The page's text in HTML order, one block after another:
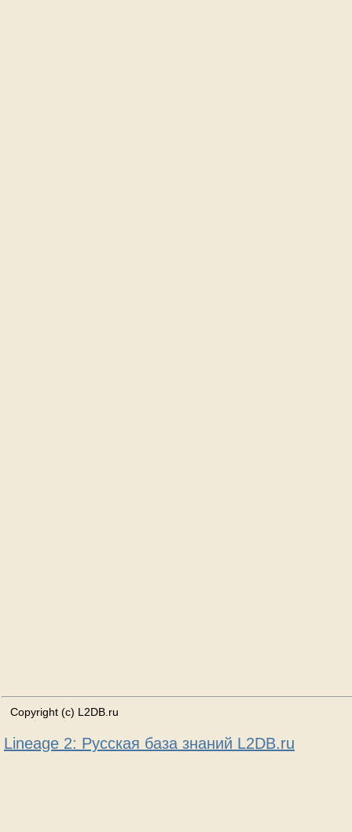
Copyright (c) L2DB.ru
Lineage 2: Русская база знаний L2DB.ru